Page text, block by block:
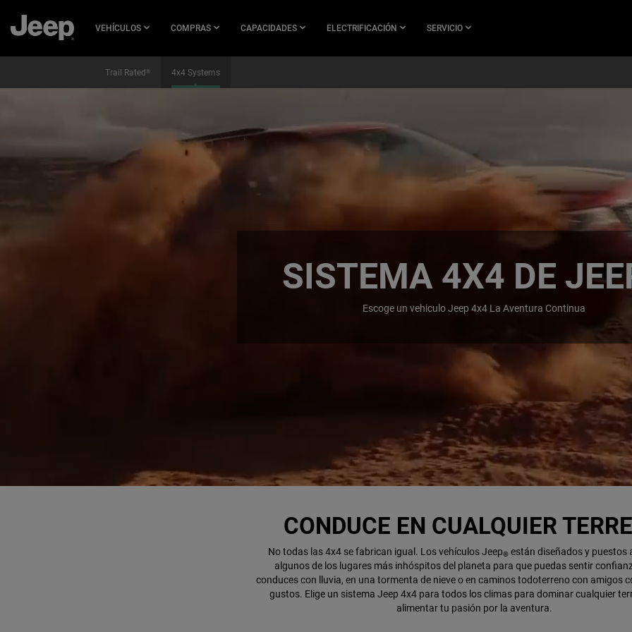
MAIN
CONTENT
VEHÍCULOS COMPRAS CAPACIDADES ELECTRIFICACIÓN SERVICIO
Trail Rated® 4x4 Systems
SISTEMA 4X4 DE
Escoge un vehiculo Jeep 4x4 La Aventura Continua
CONDUCE EN CUALQUIER
No todas las 4x4 se fabrican igual. Los vehículos Jeep®están diseñados y puestos
algunos de los lugares más inhóspitos del planeta para que puedas sentir
conduces con lluvia, en una tormenta de nieve o en caminos todoterreno con amigos
gustos. Elige un sistema Jeep 4x4 para todos los climas para dominar cualquier
alimentar tu pasión por la aventura.